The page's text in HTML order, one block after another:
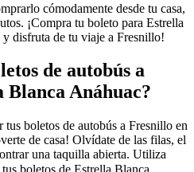
cómodamente desde tu casa,
¡Compra tu boleto para Estrella
disfruta de tu viaje a Fresnillo!
de autobús a
Anáhuac?
tus boletos de autobús a Fresnillo en
de casa! Olvídate de las filas, el
una taquilla abierta. Utiliza